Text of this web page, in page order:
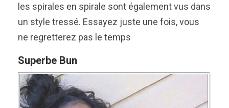
les spirales en spirale sont également vus dans
un style tressé. Essayez juste une fois, vous
ne regretterez pas le temps
Superbe Bun